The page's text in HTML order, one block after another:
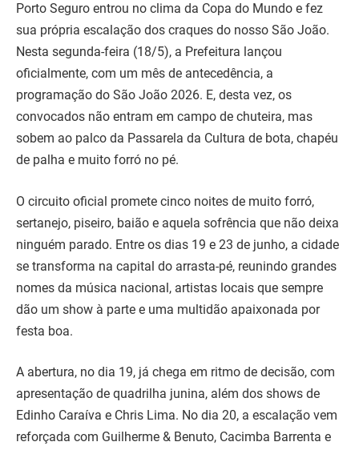
Porto Seguro entrou no clima da Copa do Mundo e fez
sua própria escalação dos craques do nosso São João.
Nesta segunda-feira (18/5), a Prefeitura lançou
oficialmente, com um mês de antecedência, a
programação do São João 2026. E, desta vez, os
convocados não entram em campo de chuteira, mas
sobem ao palco da Passarela da Cultura de bota, chapéu
de palha e muito forró no pé.
O circuito oficial promete cinco noites de muito forró,
sertanejo, piseiro, baião e aquela sofrência que não deixa
ninguém parado. Entre os dias 19 e 23 de junho, a cidade
se transforma na capital do arrasta-pé, reunindo grandes
nomes da música nacional, artistas locais que sempre
dão um show à parte e uma multidão apaixonada por
festa boa.
A abertura, no dia 19, já chega em ritmo de decisão, com
apresentação de quadrilha junina, além dos shows de
Edinho Caraíva e Chris Lima. No dia 20, a escalação vem
reforçada com Guilherme & Benuto, Cacimba Barrenta e